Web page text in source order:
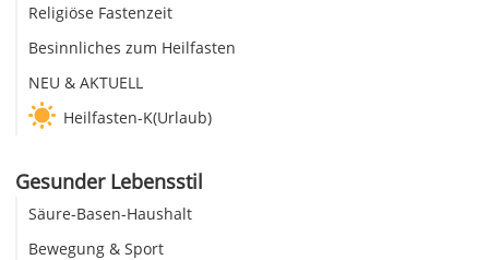
Religiöse Fastenzeit
Besinnliches zum Heilfasten
NEU & AKTUELL
Heilfasten-K(Urlaub)
Gesunder Lebensstil
Säure-Basen-Haushalt
Bewegung & Sport